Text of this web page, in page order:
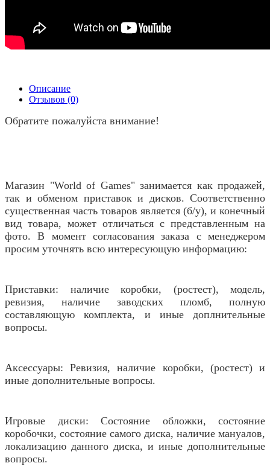
Описание
Отзывов (0)
Обратите пожалуйста внимание!
Магазин "World of Games" занимается как продажей,
так и обменом приставок и дисков. Соответственно
существенная часть товаров является (б/у), и конечный
вид товара, может отличаться с представленным на
фото. В момент согласования заказа с менеджером
просим уточнять всю интересующую информацию:
Приставки: наличие коробки, (ростест), модель,
ревизия, наличие заводских пломб, полную
составляющую комплекта, и иные доплнительные
вопросы.
Аксессуары: Ревизия, наличие коробки, (ростест) и
иные дополнительные вопросы.
Игровые диски: Состояние обложки, состояние
коробочки, состояние самого диска, наличие мануалов,
локализацию данного диска, и иные дополнительные
вопросы.